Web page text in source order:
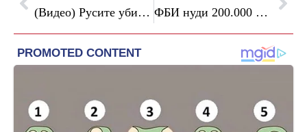
(Видео) Русите убија 24 лица во ужасен напад врз Киев: Кличко прогласи ден на жалост ФБИ нуди 200.000 долари за поранешна агентка: Ја обвинуваат дека му открила тајна програма на Иран